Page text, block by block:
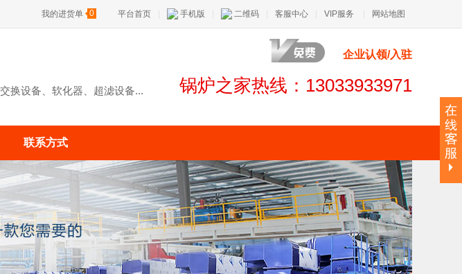
我的进货单 0 平台首页 手机版 二维码 客服中心 VIP服务 网站地图
换设备、软化器、超滤设备...
企业认领/入驻
锅炉之家热线：13033933971
联系方式